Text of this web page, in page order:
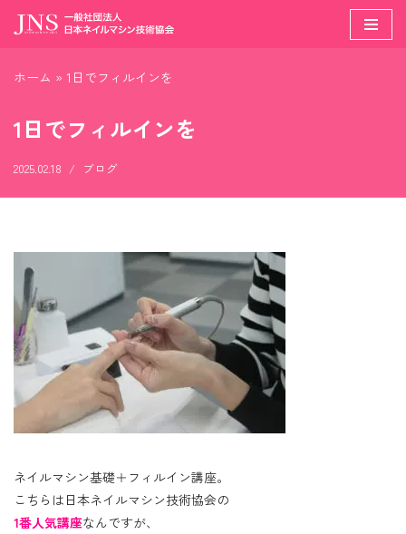
ン
ツ
へ
プ
ホーム » 1日でフィルインを
1日でフィルインを
2025.02.18 ブログ
ネイルマシン基礎＋フィルイン講座。
こちらは日本ネイルマシン技術協会の
1番人気講座なんですが、